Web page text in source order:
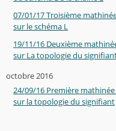
07/01/17 Troisième
sur le schéma L
19/11/16 Deuxième
sur La topologie du
octobre 2016
24/09/16 Première
sur la topologie du signifiant